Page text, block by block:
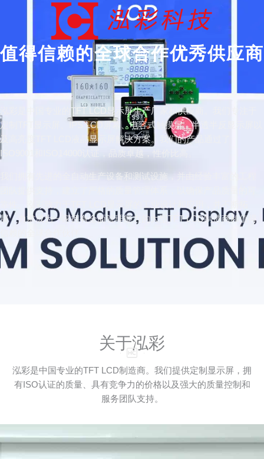
值得信赖的全球合作优秀供应商
泓彩是中国专业的TFT LCD显示屏生产厂家和供应商。我们专注于
定制TFT显示屏、IPS LCD屏幕、电容式触摸屏、半透半反显示屏以
及高亮度TFT LCD液晶显示屏解决方案。我们的产品通过了
我们拥有先进的全自动生产设备和测试设施，并由经验丰富的工程
靠性。泓彩致力于TFT LCD显示屏的工业设计和应用，并不断拓
展，力求成为一家拥有全面管理能力的大型TFT LCD制造商和值得
关于泓彩
泓彩是中国专业的TFT LCD制造商。我们提供定制显示屏，拥
有ISO认证的质量、具有竞争力的价格以及强大的质量控制和
服务团队支持。